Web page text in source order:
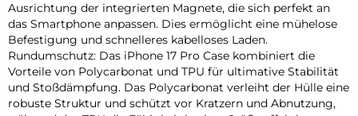
Ausrichtung der integrierten Magnete, die sich perfekt an
das Smartphone anpassen. Dies ermöglicht eine mühelose
Befestigung und schnelleres kabelloses Laden.
Rundumschutz: Das iPhone 17 Pro Case kombiniert die
Vorteile von Polycarbonat und TPU für ultimative Stabilität
und Stoßdämpfung. Das Polycarbonat verleiht der Hülle eine
robuste Struktur und schützt vor Kratzern und Abnutzung,